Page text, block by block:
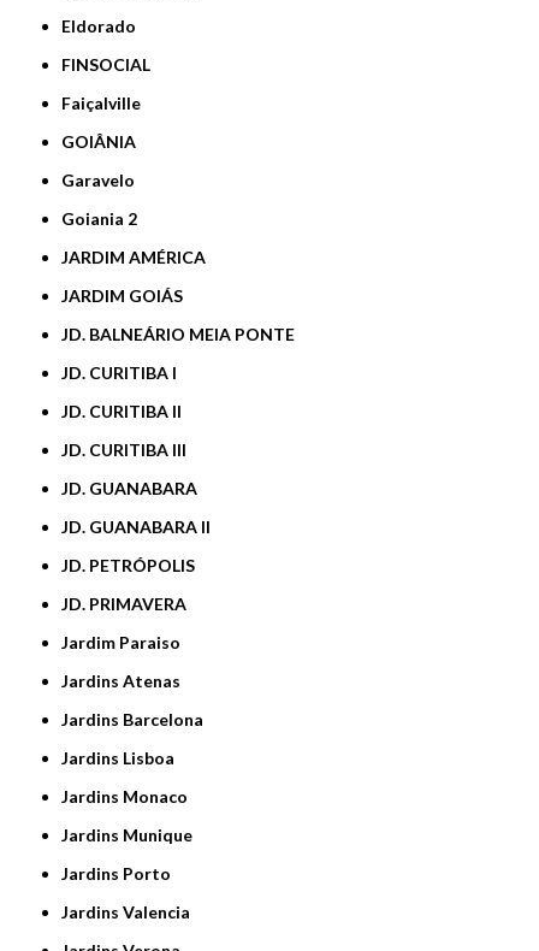
Eldorado
FINSOCIAL
Faiçalville
GOIÂNIA
Garavelo
Goiania 2
JARDIM AMÉRICA
JARDIM GOIÁS
JD. BALNEÁRIO MEIA PONTE
JD. CURITIBA I
JD. CURITIBA II
JD. CURITIBA III
JD. GUANABARA
JD. GUANABARA II
JD. PETRÓPOLIS
JD. PRIMAVERA
Jardim Paraiso
Jardins Atenas
Jardins Barcelona
Jardins Lisboa
Jardins Monaco
Jardins Munique
Jardins Porto
Jardins Valencia